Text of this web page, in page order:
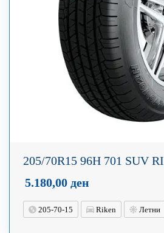
205/70R15 96H 701 SUV RI
5.180,00 ден
205-70-15 Riken Летни